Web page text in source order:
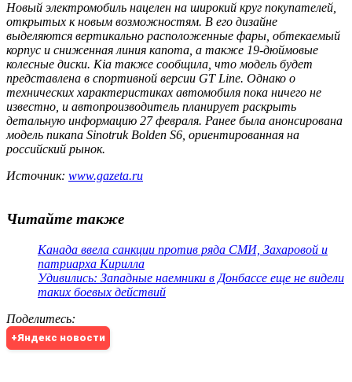
Новый электромобиль нацелен на широкий круг покупателей,
открытых к новым возможностям. В его дизайне
выделяются вертикально расположенные фары, обтекаемый
корпус и сниженная линия капота, а также 19-дюймовые
колесные диски. Kia также сообщила, что модель будет
представлена в спортивной версии GT Line. Однако о
технических характеристиках автомобиля пока ничего не
известно, и автопроизводитель планирует раскрыть
детальную информацию 27 февраля. Ранее была анонсирована
модель пикапа Sinotruk Bolden S6, ориентированная на
российский рынок.
Источник: www.gazeta.ru
Читайте также
Канада ввела санкции против ряда СМИ, Захаровой и
патриарха Кирилла
Удивились: Западные наемники в Донбассе еще не видели
таких боевых действий
Поделитесь:
+Яндекс новости